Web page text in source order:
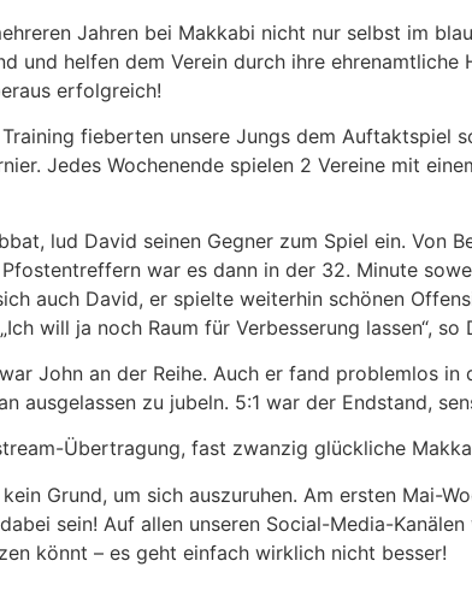
Jahren bei Makkabi nicht nur selbst im
und helfen dem Verein durch ihre
erfolgreich!
fieberten unsere Jungs dem
Jedes Wochenende spielen 2 Vereine mit
lud David seinen Gegner zum Spiel ein. Von
war es dann in der 32. Minute
auch David, er spielte weiterhin schönen
will ja noch Raum für Verbesserung lassen“, so
John an der Reihe. Auch er fand problemlos
ausgelassen zu jubeln. 5:1 war der Endstand,
Übertragung, fast zwanzig glückliche
Grund, um sich auszuruhen. Am ersten Mai-
sein! Auf allen unseren Social-Media-
könnt – es geht einfach wirklich nicht besser!